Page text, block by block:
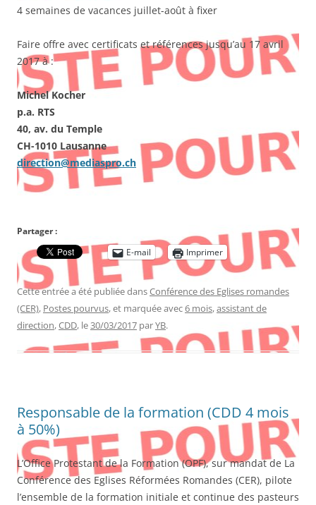
4 semaines de vacances juillet-août à fixer
Faire offre avec certificats et références jusqu’au 17 avril
2017 à :
Michel Kocher
p.a. RTS
40, av. du Temple
CH-1010 Lausanne
direction@mediaspro.ch
Partager :
E-mail
Imprimer
Cette entrée a été publiée dansConférence des Eglises romandes
(CER), Postes pourvus, et marquée avec6 mois,assistant de
direction,CDD, le30/03/2017 parYB.
Responsable de la formation (CDD 4 mois
à 50%)
L’Office Protestant de la Formation (OPF), sur mandat de La
Conférence des Eglises Réformées Romandes (CER), pilote
l’ensemble de la formation initiale et continue des pasteurs